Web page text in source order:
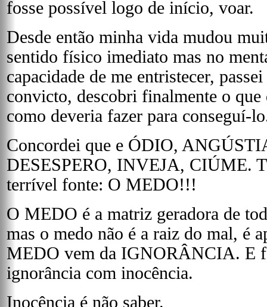
fosse possível logo de início, voar.
Desde então minha vida mudou
sentido físico imediato mas no
capacidade de me entristecer,
convicto, descobri finalmente o que
como deveria fazer para conseguí-
Concordei que e ÓDIO,
DESESPERO, INVEJA, CIÚME.
terrível fonte: O MEDO!!!
O MEDO é a matriz geradora de
mas o medo não é a raiz do mal, é
MEDO vem da IGNORÂNCIA. E
ignorância com inocência.
Inocência é não saber.